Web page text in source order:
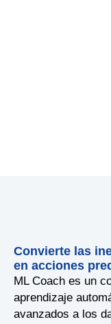
Convierte las
en acciones
ML Coach es un
aprendizaje
avanzados a los